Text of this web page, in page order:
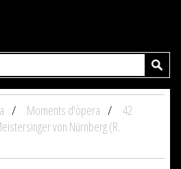
Moments d'òpera
42
von Nürnberg (R.